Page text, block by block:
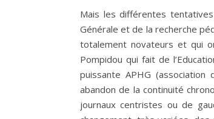
Mais les différentes
Générale et de la recherche
totalement novateurs et qui
Pompidou qui fait de
puissante APHG
abandon de la continuité
journaux centristes ou de